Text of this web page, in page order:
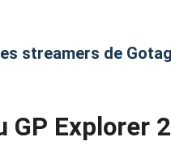
streamers de
GP Explorer 2